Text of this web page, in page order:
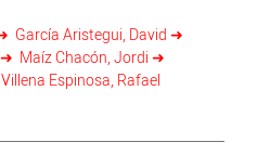
García Aristegui, David
Maíz Chacón, Jordi
Villena Espinosa, Rafael